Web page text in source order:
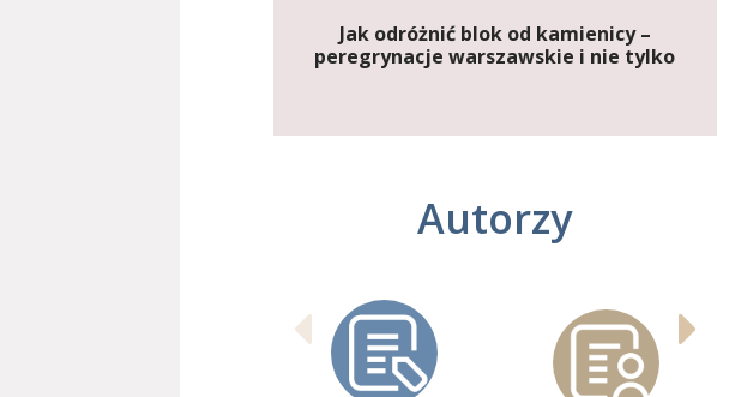
Jak odróżnić blok od kamienicy –
peregrynacje warszawskie i nie tylko
Autorzy